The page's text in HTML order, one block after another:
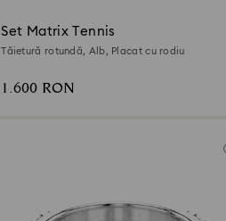
Set Matrix Tennis
Tăietură rotundă, Alb, Placat cu rodiu
1.600 RON